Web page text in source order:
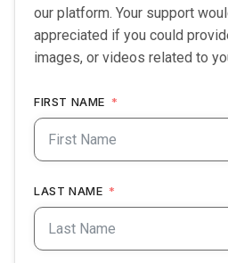
our platform. Your support
appreciated if you could
images, or videos related to
FIRST NAME
LAST NAME